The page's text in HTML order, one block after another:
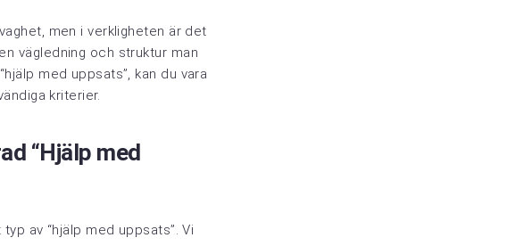
men i verkligheten är det
vägledning och struktur man
med uppsats”, kan du vara
kriterier.
“Hjälp med
av “hjälp med uppsats”. Vi